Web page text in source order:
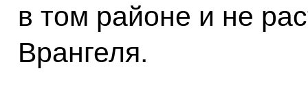
в том районе и не
Врангеля.